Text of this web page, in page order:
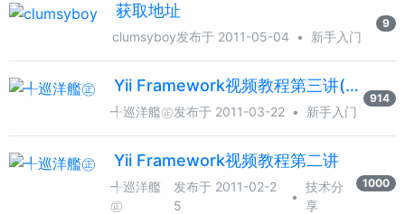
获取地址
clumsyboy发布于 2011-05-04 • 新手入门
9
Yii Framework视频教程第三讲(上)
╃巡洋艦㊣发布于 2011-03-22 • 新手入门
914
Yii Framework视频教程第二讲
╃巡洋艦
㊣
发布于 2011-02-2
5
•
技术分
享
1000